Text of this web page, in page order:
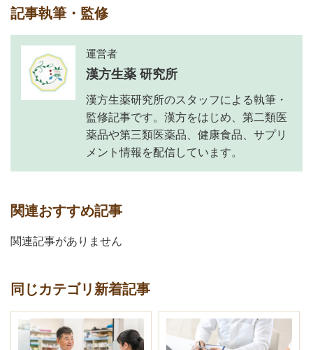
記事執筆・監修
運営者
漢方生薬 研究所
漢方生薬研究所のスタッフによる執筆・
監修記事です。漢方をはじめ、第二類医
薬品や第三類医薬品、健康食品、サプリ
メント情報を配信しています。
関連おすすめ記事
関連記事がありません
同じカテゴリ新着記事